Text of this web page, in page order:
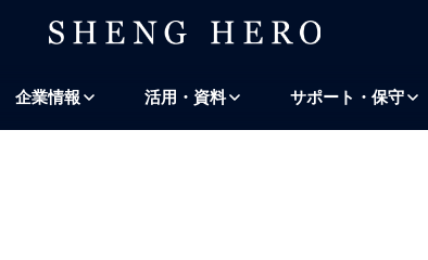
ナビゲーションにスキップ 検索にスキップ
企業情報 活用・資料 サポート・保守